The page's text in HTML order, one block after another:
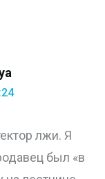
лжи. Я
был «в